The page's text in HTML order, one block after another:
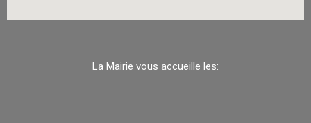
La Mairie vous accueille les: